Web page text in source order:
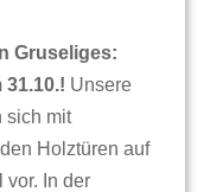
Gruseliges:
31.10.! Unsere
sich mit
Holztüren auf
vor. In der